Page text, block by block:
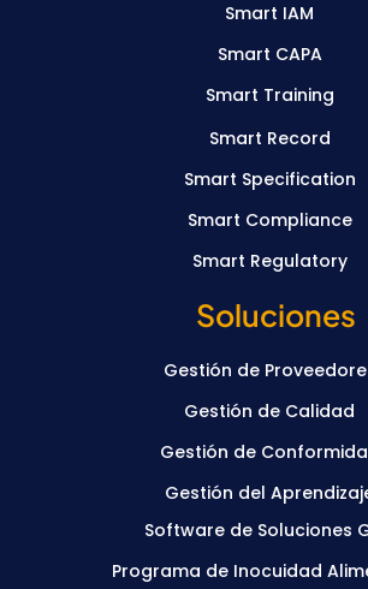
Smart IAM
Smart CAPA
Smart Training
Smart Record
Smart Specification
Smart Compliance
Smart Regulatory
Soluciones
Gestión de
Gestión de Calidad
Gestión de
Gestión del
Software de Soluciones
Programa de Inocuidad